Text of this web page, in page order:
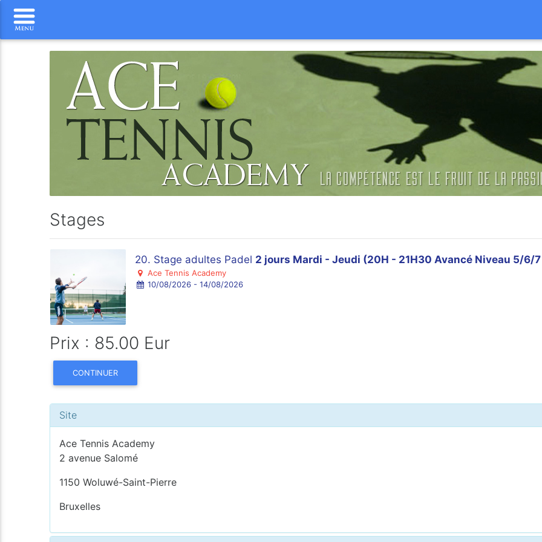
Stages
20. Stage adultes Padel 2 jours Mardi - Jeudi (20H - 21H30 Avancé Niveau 5/6/
Ace Tennis Academy
10/08/2026 - 14/08/2026
Prix : 85.00 Eur
CONTINUER
Site
Ace Tennis Academy
2 avenue Salomé
1150 Woluwé-Saint-Pierre
Bruxelles